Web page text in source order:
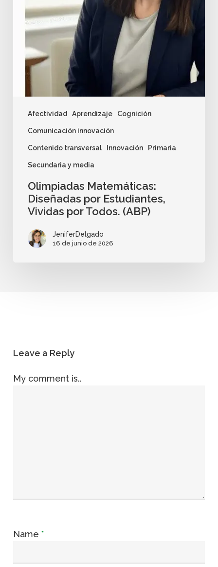
Afectividad Aprendizaje Cognición
Comunicación innovación
Contenido transversal Innovación Primaria
Secundaria y media
Olimpiadas Matemáticas:
Diseñadas por Estudiantes,
Vividas por Todos. (ABP)
JeniferDelgado
16 de junio de 2026
Leave a Reply
My comment is..
Name *